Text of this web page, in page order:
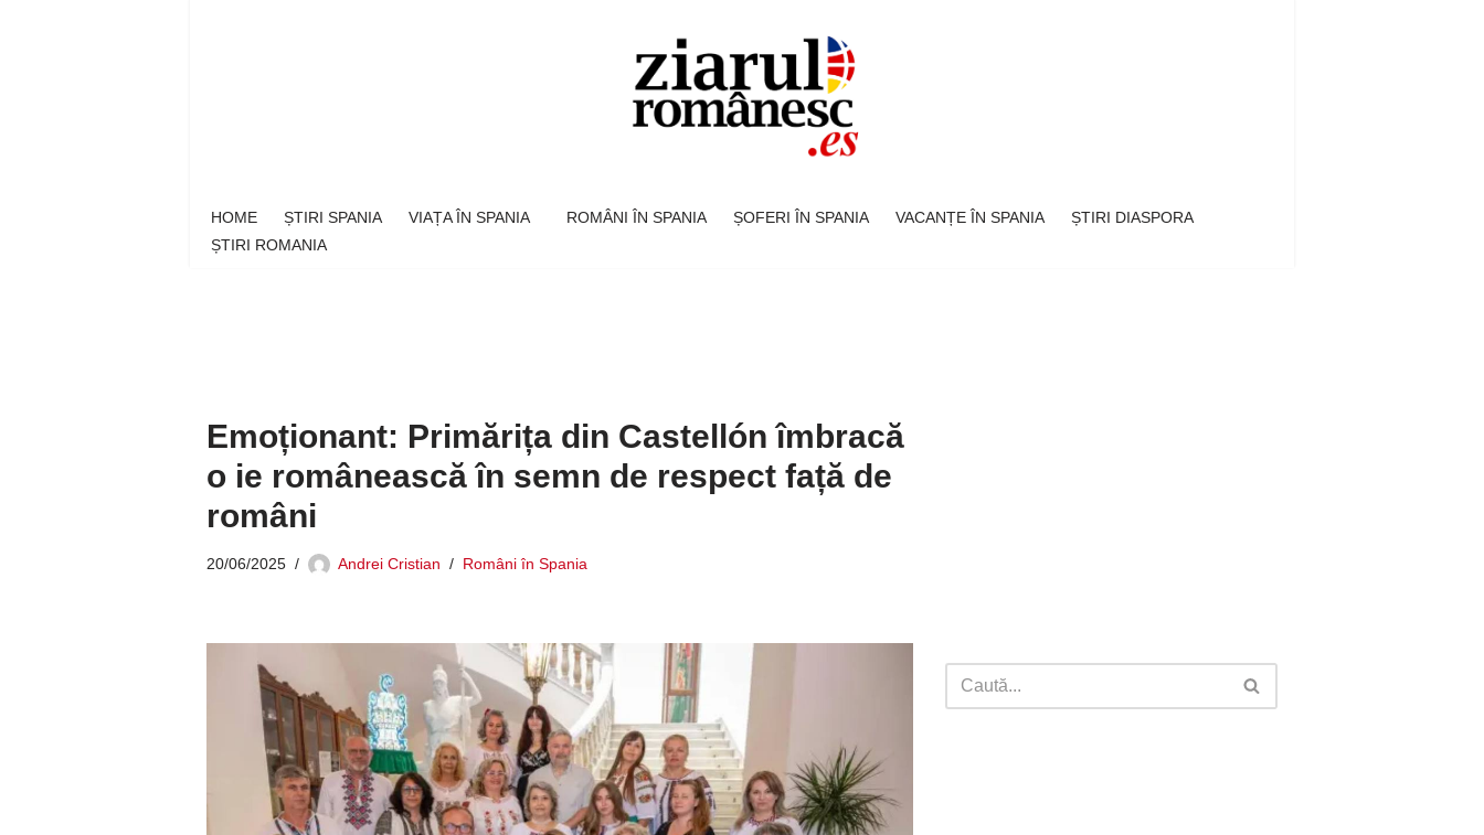
HOME ȘTIRI SPANIA VIAȚA ÎN SPANIA ROMÂNI ÎN SPANIA ȘOFERI ÎN SPANIA VACANȚE ÎN SPANIA
ȘTIRI DIASPORA
ȘTIRI ROMANIA
Emoționant: Primărița din Castellón îmbracă
o ie românească în semn de respect față de
români
20/06/2025 Andrei Cristian Români în Spania